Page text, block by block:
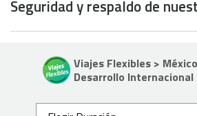
Seguridad y respaldo de
Viajes Flexibles >
Desarrollo Internacional